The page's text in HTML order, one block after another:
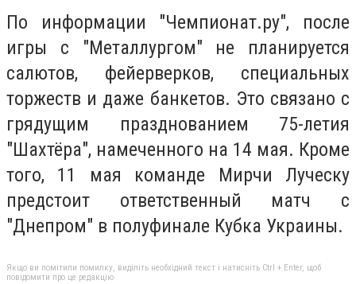
По информации "Чемпионат.ру", после
игры с "Металлургом" не планируется
салютов, фейерверков, специальных
торжеств и даже банкетов. Это связано с
грядущим празднованием 75-летия
"Шахтёра", намеченного на 14 мая. Кроме
того, 11 мая команде Мирчи Луческу
предстоит ответственный матч с
"Днепром" в полуфинале Кубка Украины.
Якщо ви помітили помилку, виділіть необхідний текст і натисніть Ctrl + Enter, щоб
повідомити про це редакцію